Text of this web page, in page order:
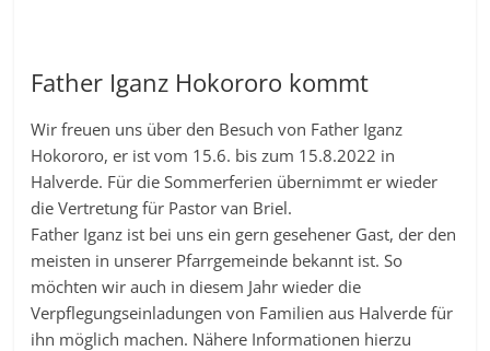
Father Iganz Hokororo kommt
Wir freuen uns über den Besuch von Father Iganz
Hokororo, er ist vom 15.6. bis zum 15.8.2022 in
Halverde. Für die Sommerferien übernimmt er wieder
die Vertretung für Pastor van Briel.
Father Iganz ist bei uns ein gern gesehener Gast, der den
meisten in unserer Pfarrgemeinde bekannt ist. So
möchten wir auch in diesem Jahr wieder die
Verpflegungseinladungen von Familien aus Halverde für
ihn möglich machen. Nähere Informationen hierzu